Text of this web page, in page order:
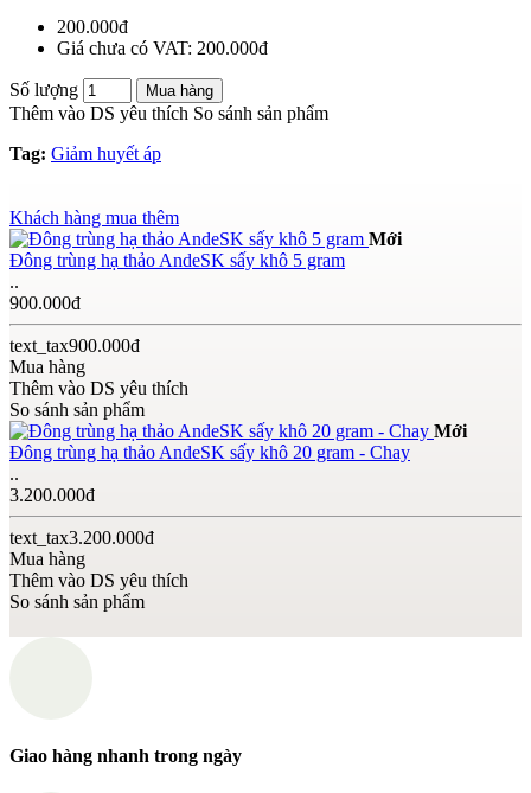
200.000đ
Giá chưa có VAT: 200.000đ
Số lượng Mua hàng
Thêm vào DS yêu thích So sánh sản phẩm
Tag: Giảm huyết áp
Khách hàng mua thêm
Mới
Đông trùng hạ thảo AndeSK sấy khô 5 gram
..
900.000đ
text_tax900.000đ
Mua hàng
Thêm vào DS yêu thích
So sánh sản phẩm
Mới
Đông trùng hạ thảo AndeSK sấy khô 20 gram - Chay
..
3.200.000đ
text_tax3.200.000đ
Mua hàng
Thêm vào DS yêu thích
So sánh sản phẩm
Giao hàng nhanh trong ngày